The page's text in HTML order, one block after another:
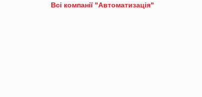
Всі компанії "Автоматизація"